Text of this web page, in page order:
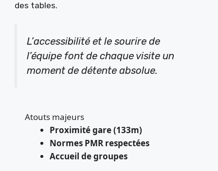
des tables.
L’accessibilité et le sourire de
l’équipe font de chaque visite un
moment de détente absolue.
Atouts majeurs
Proximité gare (133m)
Normes PMR respectées
Accueil de groupes